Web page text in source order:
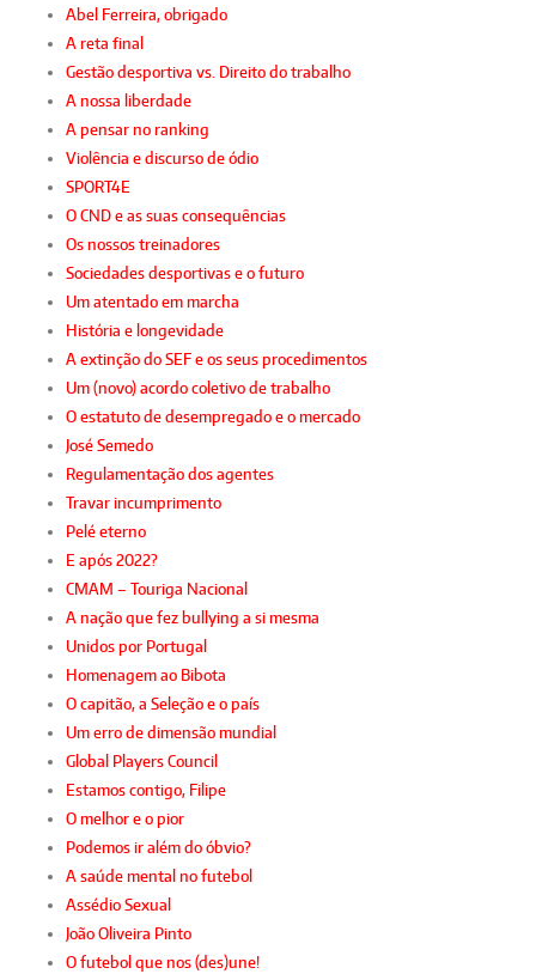
Abel Ferreira, obrigado
A reta final
Gestão desportiva vs. Direito do trabalho
A nossa liberdade
A pensar no ranking
Violência e discurso de ódio
SPORT4E
O CND e as suas consequências
Os nossos treinadores
Sociedades desportivas e o futuro
Um atentado em marcha
História e longevidade
A extinção do SEF e os seus procedimentos
Um (novo) acordo coletivo de trabalho
O estatuto de desempregado e o mercado
José Semedo
Regulamentação dos agentes
Travar incumprimento
Pelé eterno
E após 2022?
CMAM – Touriga Nacional
A nação que fez bullying a si mesma
Unidos por Portugal
Homenagem ao Bibota
O capitão, a Seleção e o país
Um erro de dimensão mundial
Global Players Council
Estamos contigo, Filipe
O melhor e o pior
Podemos ir além do óbvio?
A saúde mental no futebol
Assédio Sexual
João Oliveira Pinto
O futebol que nos (des)une!